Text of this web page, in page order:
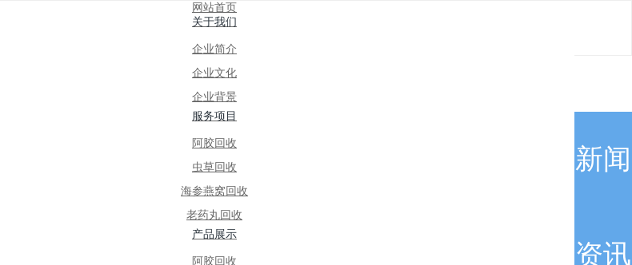
网站首页
关于我们
企业简介
企业文化
企业背景
服务项目
阿胶回收
虫草回收
海参燕窝回收
老药丸回收
产品展示
阿胶回收
新闻
资讯